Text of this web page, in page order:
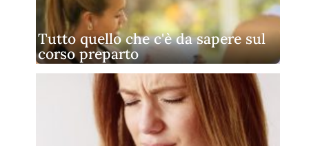
Tutto quello che c'è da sapere sul
corso preparto